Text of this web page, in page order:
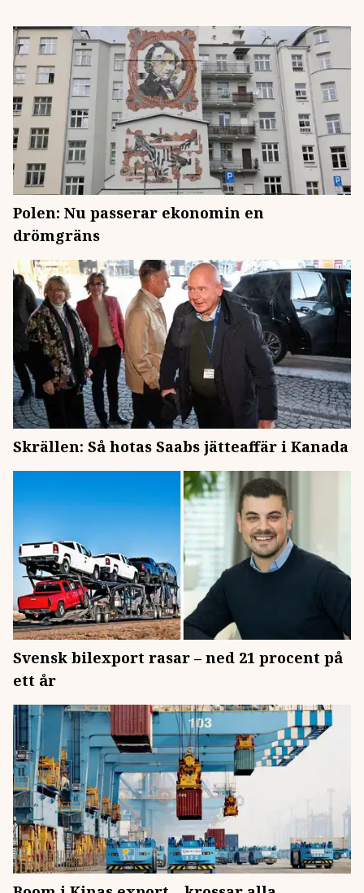
Polen: Nu passerar ekonomin en
drömgräns
Skrällen: Så hotas Saabs jätteaffär i Kanada
Svensk bilexport rasar – ned 21 procent på
ett år